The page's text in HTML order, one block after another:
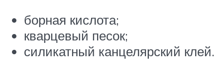
борная кислота;
кварцевый песок;
силикатный канцелярский клей.